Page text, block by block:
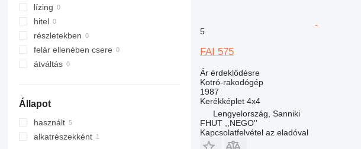
lízing
hitel
részletekben
felár ellenében csere
átváltás
Állapot
használt
alkatrészekként
5
FAI 575
Ár érdeklődésre
Kotró-rakodógép
1987
Kerékképlet 4x4
Lengyelország, Sanniki
FHUT ,,NEGO''
Kapcsolatfelvétel az eladóval